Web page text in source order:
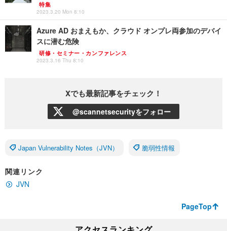
特集
2023.3.20 Mon 8:10
Azure AD おまえもか、クラウド オンプレ両参加のデバイ
スに潜む危険
研修・セミナー・カンファレンス
2023.3.16 Thu 8:10
Xでも最新記事をチェック！
@scannetsecurityをフォロー
Japan Vulnerability Notes（JVN） 脆弱性情報
関連リンク
JVN
PageTop
アクセスランキング